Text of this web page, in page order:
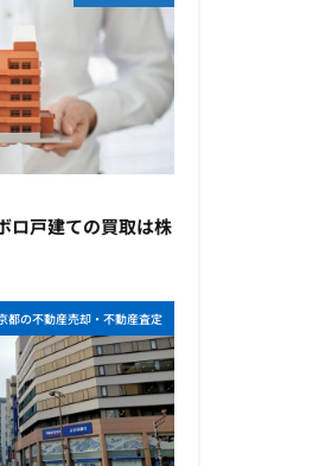
ロ戸建ての買取は株
都の不動産売却・不動産査定